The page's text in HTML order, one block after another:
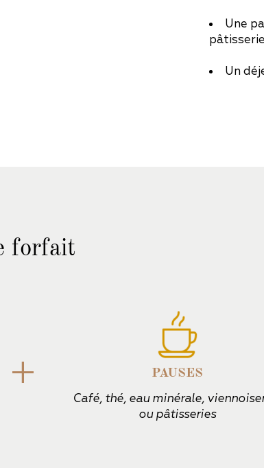
Une
Un
forfait
+ PAUSES
Café, thé, eau minérale,
ou pâtisseries